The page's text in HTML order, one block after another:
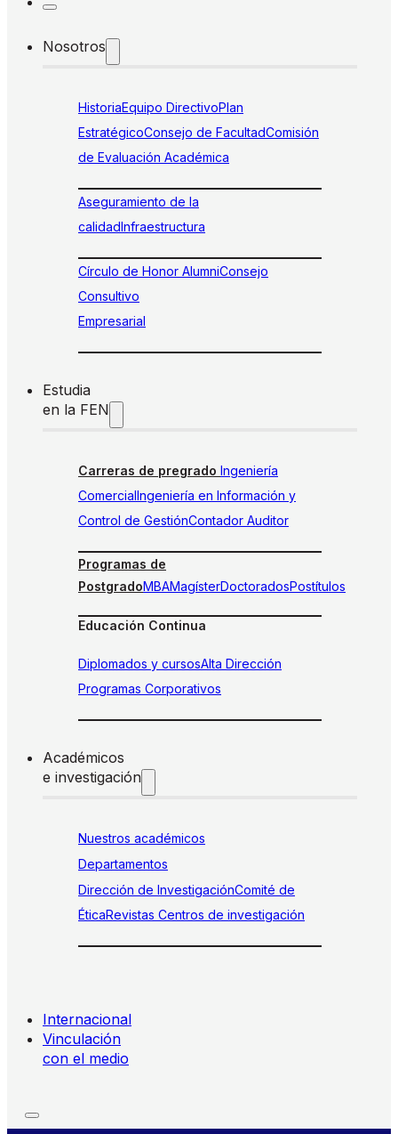
Nosotros
HistoriaEquipo DirectivoPlan
EstratégicoConsejo de FacultadComisión
de Evaluación Académica
Aseguramiento de la
calidadInfraestructura
Círculo de Honor AlumniConsejo
Consultivo
Empresarial
Estudia
en la FEN
Carreras de pregrado Ingeniería
ComercialIngeniería en Información y
Control de GestiónContador Auditor
Programas de
PostgradoMBAMagísterDoctoradosPostítulos
Educación Continua
Diplomados y cursosAlta Dirección
Programas Corporativos
Académicos
e investigación
Nuestros académicos
Departamentos
Dirección de InvestigaciónComité de
ÉticaRevistas Centros de investigación
Internacional
Vinculación
con el medio